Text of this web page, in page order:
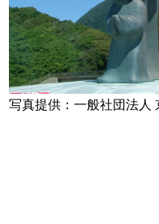
写真提供：一般社団法人